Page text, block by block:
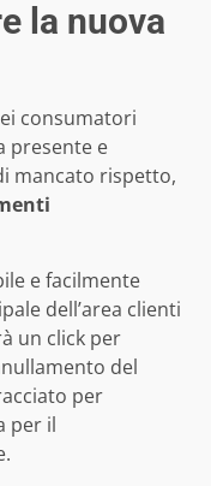
la nuova
consumatori
presente e
mancato rispetto,
e facilmente
dell’area clienti
un click per
del
per
per il